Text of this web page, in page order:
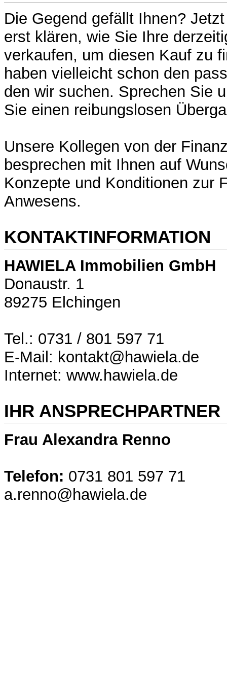
Die Gegend gefällt Ihnen?
erst klären, wie Sie Ihre
verkaufen, um diesen Kauf zu
haben vielleicht schon den
den wir suchen. Sprechen Sie
Sie einen reibungslosen
Unsere Kollegen von der
besprechen mit Ihnen auf
Konzepte und Konditionen zur
Anwesens.
KONTAKTINFORMATION
HAWIELA Immobilien GmbH
Donaustr. 1
89275 Elchingen
Tel.: 0731 / 801 597 71
E-Mail: kontakt@hawiela.de
Internet: www.hawiela.de
IHR ANSPRECHPARTNER
Frau Alexandra Renno
Telefon: 0731 801 597 71
a.renno@hawiela.de